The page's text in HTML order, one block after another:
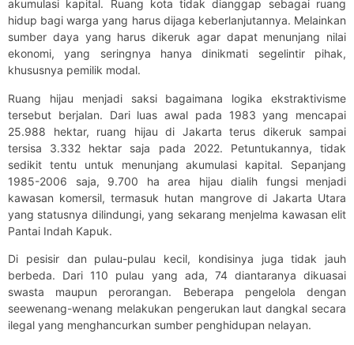
akumulasi kapital. Ruang kota tidak dianggap sebagai ruang
hidup bagi warga yang harus dijaga keberlanjutannya. Melainkan
sumber daya yang harus dikeruk agar dapat menunjang nilai
ekonomi, yang seringnya hanya dinikmati segelintir pihak,
khususnya pemilik modal.
Ruang hijau menjadi saksi bagaimana logika ekstraktivisme
tersebut berjalan. Dari luas awal pada 1983 yang mencapai
25.988 hektar, ruang hijau di Jakarta terus dikeruk sampai
tersisa 3.332 hektar saja pada 2022. Petuntukannya, tidak
sedikit tentu untuk menunjang akumulasi kapital. Sepanjang
1985-2006 saja, 9.700 ha area hijau dialih fungsi menjadi
kawasan komersil, termasuk hutan mangrove di Jakarta Utara
yang statusnya dilindungi, yang sekarang menjelma kawasan elit
Pantai Indah Kapuk.
Di pesisir dan pulau-pulau kecil, kondisinya juga tidak jauh
berbeda. Dari 110 pulau yang ada, 74 diantaranya dikuasai
swasta maupun perorangan. Beberapa pengelola dengan
seewenang-wenang melakukan pengerukan laut dangkal secara
ilegal yang menghancurkan sumber penghidupan nelayan.